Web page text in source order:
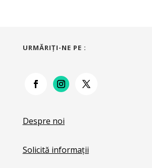
URMĂRIŢI-NE PE :
Despre noi
Solicită informații